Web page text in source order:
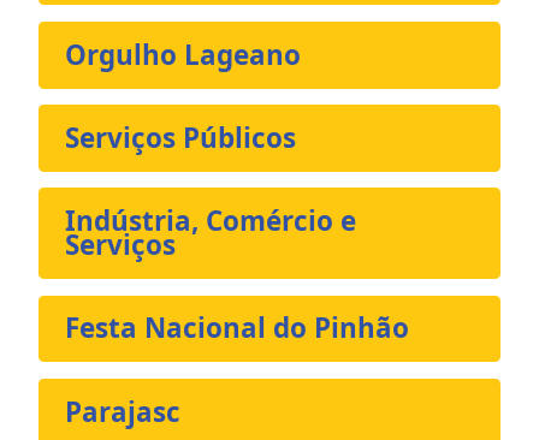
Orgulho Lageano
Serviços Públicos
Indústria, Comércio e
Serviços
Festa Nacional do Pinhão
Parajasc